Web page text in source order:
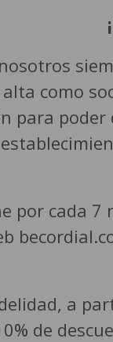
como
para
por cada
a
de